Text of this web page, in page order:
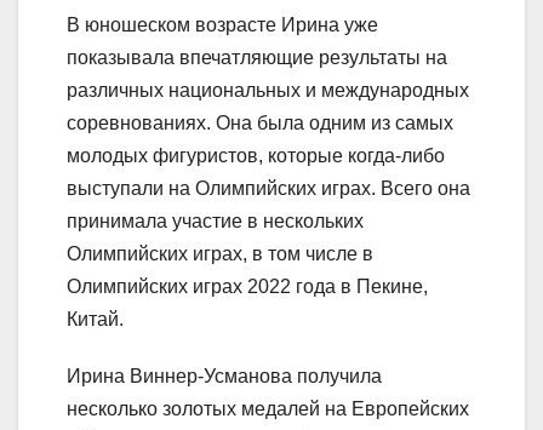
В юношеском возрасте Ирина уже
показывала впечатляющие результаты на
различных национальных и международных
соревнованиях. Она была одним из самых
молодых фигуристов, которые когда-либо
выступали на Олимпийских играх. Всего она
принимала участие в нескольких
Олимпийских играх, в том числе в
Олимпийских играх 2022 года в Пекине,
Китай.
Ирина Виннер-Усманова получила
несколько золотых медалей на Европейских